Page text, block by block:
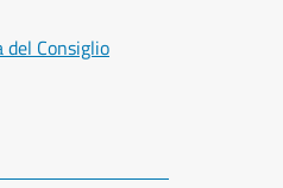
Consiglio